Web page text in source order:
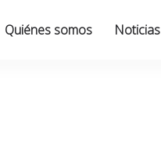
Quiénes somos Noticias